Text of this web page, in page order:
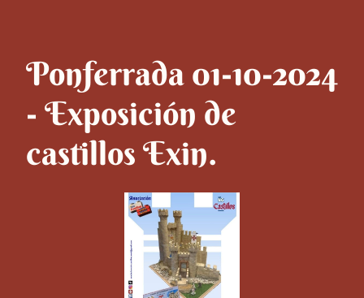
Ponferrada 01-10-2024
- Exposición de
castillos Exin.